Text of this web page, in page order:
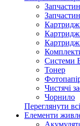
Системи
Тонер
Чистячі
Чорнило
Переглянути
Елементи